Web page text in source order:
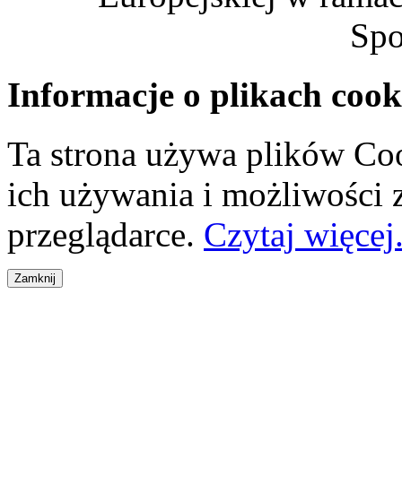
Informacje o plikach
Ta strona używa plików
ich używania i możliwości
przeglądarce. Czytaj